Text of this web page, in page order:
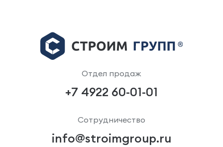
Отдел продаж
+7 4922 60-01-01
Сотрудничество
info@stroimgroup.ru